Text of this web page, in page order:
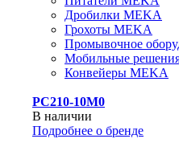
Дробилки MEKA
Грохоты MEKA
Промывочное
Мобильные
Конвейеры MEKA
PC210-10M0
В наличии
Подробнее о бренде